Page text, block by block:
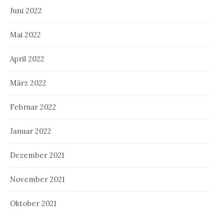
Juni 2022
Mai 2022
April 2022
März 2022
Februar 2022
Januar 2022
Dezember 2021
November 2021
Oktober 2021